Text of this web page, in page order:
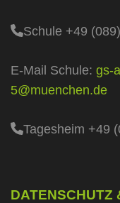
Schule +49
E-Mail Schule: gs-
5@muenchen.de
Tagesheim +49
DATENSCHUTZ